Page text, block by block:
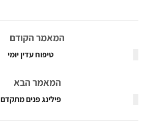
המאמר הקודם
טיפוח עדין יומי
המאמר הבא
פילינג פנים מתקדם